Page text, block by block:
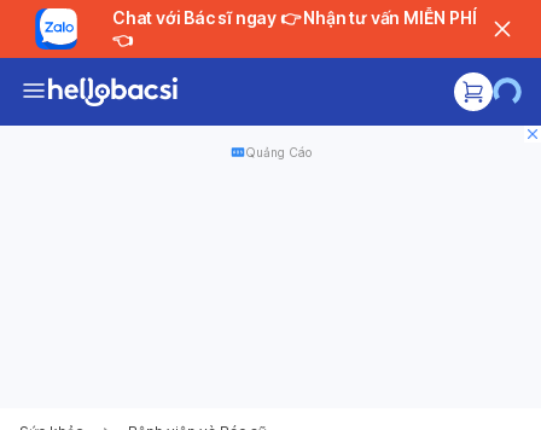
Chat với Bác sĩ ngay 👉 Nhận tư vấn MIỄN PHÍ
👈
Quảng Cáo